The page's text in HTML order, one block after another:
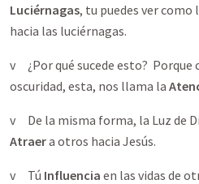
Luciérnagas, tu puedes ver como
hacia las luciérnagas.
v ¿Por qué sucede esto? Porque
oscuridad, esta, nos llama la
v De la misma forma, la Luz de
Atraera otros hacia Jesús.
v Tú Influencia en las vidas de